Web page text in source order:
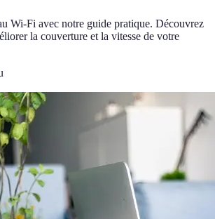
Wi-Fi avec notre guide pratique. Découvrez
la couverture et la vitesse de votre